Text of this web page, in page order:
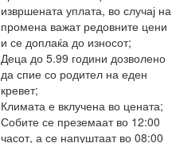
извршената уплата, во случај на
промена важат редовните цени
и се доплаќа до износот;
Деца до 5.99 години дозволено
да спие со родител на еден
кревет;
Климата е вклучена во цената;
Собите се преземаат во 12:00
часот, а се напуштаат во 08:00